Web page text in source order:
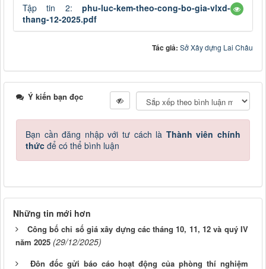
Tập tin 2: phu-luc-kem-theo-cong-bo-gia-vlxd-
thang-12-2025.pdf
Tác giả: Sở Xây dựng Lai Châu
Ý kiến bạn đọc
Bạn cần đăng nhập với tư cách là Thành viên chính
thức để có thể bình luận
Những tin mới hơn
Công bố chỉ số giá xây dựng các tháng 10, 11, 12 và quý IV
năm 2025 (29/12/2025)
Đôn đốc gửi báo cáo hoạt động của phòng thí nghiệm